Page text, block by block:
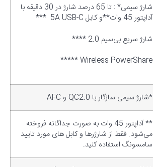
شارژ سیمی* : تا 65 درصد شارژ در 30 دقیقه با
آداپتور 45 وات**و کابل 5A USB-C ***
شارژ سریع بی‌سیم 2.0 ****
Wireless PowerShare *****
*شارژ سیمی سازگار با QC2.0 و AFC
** آداپتور 45 وات به صورت جداگانه فروخته
می‌شود. فقط از شارژرها و کابل های مورد تایید
سامسونگ استفاده کنید.